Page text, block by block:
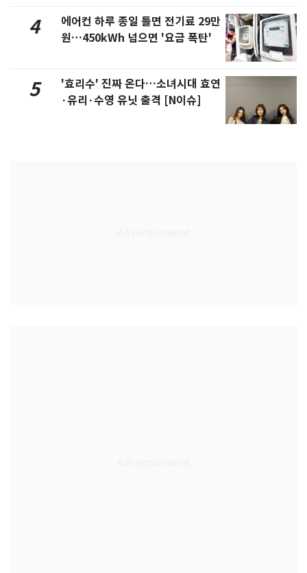
4
에어컨 하루 종일 틀면 전기료 29만
원…450kWh 넘으면 '요금 폭탄'
5
'효리수' 진짜 온다…소녀시대 효연
·유리·수영 유닛 출격 [N이슈]